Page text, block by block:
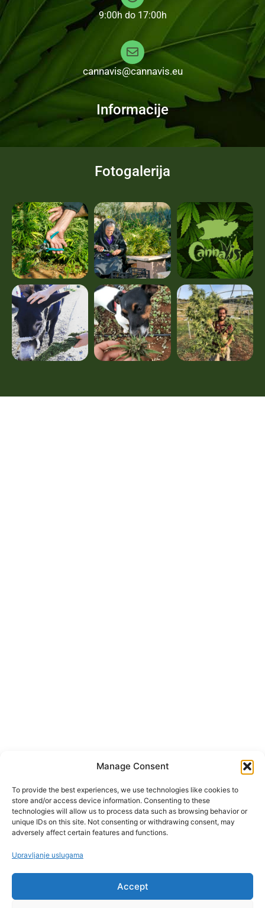
Manage Consent
To provide the best experiences, we use technologies like cookies to
store and/or access device information. Consenting to these
technologies will allow us to process data such as browsing behavior or
unique IDs on this site. Not consenting or withdrawing consent, may
adversely affect certain features and functions.
Upravljanje uslugama
Accept
9:00h do 17:00h
cannavis@cannavis.eu
Informacije
Fotogalerija